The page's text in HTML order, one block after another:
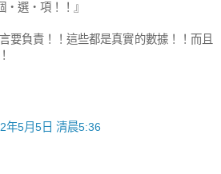
‧選‧項！！』
要負責！！這些都是真實的數據！！而且
年5月5日 清晨5:36